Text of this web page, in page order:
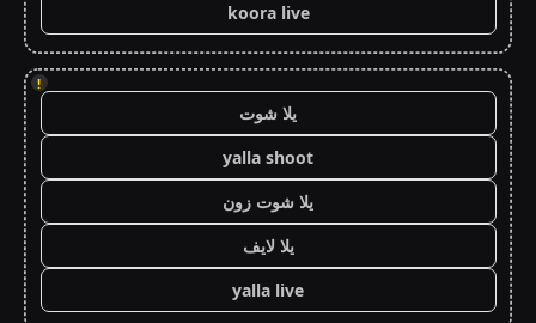
koora live
!
يلا شوت
yalla shoot
يلا شوت زون
يلا لايف
yalla live